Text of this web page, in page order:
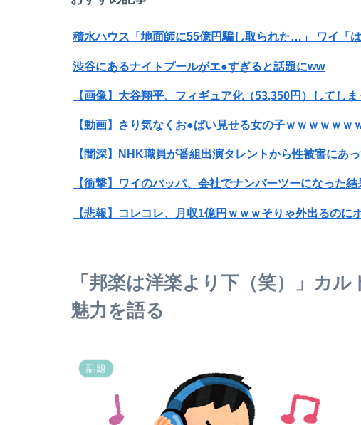
積水ハウス「地面師に55億円騙し取られた…」 ワイ「
渋谷にあるナイトプールがエ●すぎると話題にww
【画像】大谷翔平、フィギュア化（53,350円）してし
【動画】さり気なくお●ぱい見せる女の子ｗｗｗｗｗｗ
【闇深】NHK職員が番組出演タレントから性被害にあ
【衝撃】ワイのパッパ、会社でナンバーツーになった
【悲報】コレコレ、月収1億円ｗｗｗそりゃ外出るの
【悲報】風俗嬢やってる女の末路ｗｗｗｗｗｗｗｗｗｗ
【警告】社会人「スムージーにキウイ皮ごと入れよ。
【悲報】高市早苗さん、平和式典で防弾ガラスに囲われ
【悲報】「Beast of Reincarnation」、ユーザースコア
【画像】女さん「ポテンシャルない鼻でもここまで変
「邦楽は洋楽より下（笑）」カ
魅力を語る
話題